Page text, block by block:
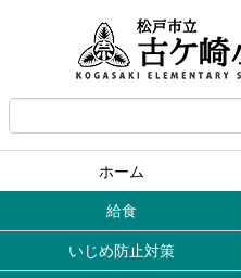
ホーム
給食
いじめ防止対策